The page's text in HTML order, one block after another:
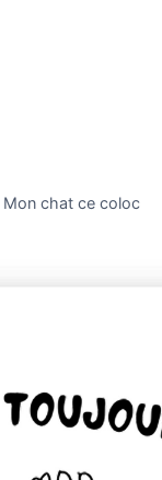
Mon chat ce coloc